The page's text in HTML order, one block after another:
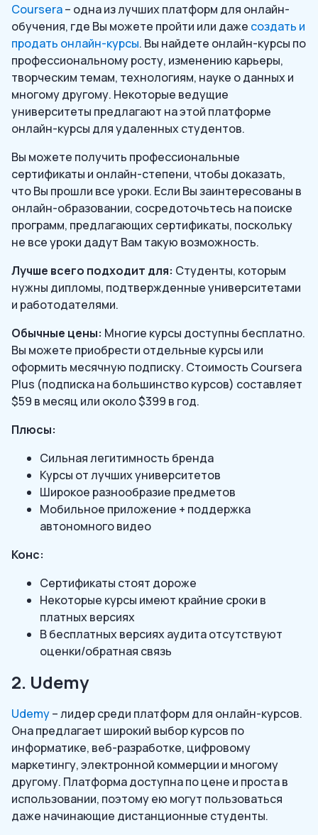
Coursera– одна из лучших платформ для онлайн-
обучения, где Вы можете пройти или даже создать и
продать онлайн-курсы. Вы найдете онлайн-курсы по
профессиональному росту, изменению карьеры,
творческим темам, технологиям, науке о данных и
многому другому. Некоторые ведущие
университеты предлагают на этой платформе
онлайн-курсы для удаленных студентов.
Вы можете получить профессиональные
сертификаты и онлайн-степени, чтобы доказать,
что Вы прошли все уроки. Если Вы заинтересованы в
онлайн-образовании, сосредоточьтесь на поиске
программ, предлагающих сертификаты, поскольку
не все уроки дадут Вам такую возможность.
Лучше всего подходит для: Студенты, которым
нужны дипломы, подтвержденные университетами
и работодателями.
Обычные цены: Многие курсы доступны бесплатно.
Вы можете приобрести отдельные курсы или
оформить месячную подписку. Стоимость Coursera
Plus (подписка на большинство курсов) составляет
$59 в месяц или около $399 в год.
Плюсы:
Сильная легитимность бренда
Курсы от лучших университетов
Широкое разнообразие предметов
Мобильное приложение + поддержка
автономного видео
Конс:
Сертификаты стоят дороже
Некоторые курсы имеют крайние сроки в
платных версиях
В бесплатных версиях аудита отсутствуют
оценки/обратная связь
2. Udemy
Udemy– лидер среди платформ для онлайн-курсов.
Она предлагает широкий выбор курсов по
информатике, веб-разработке, цифровому
маркетингу, электронной коммерции и многому
другому. Платформа доступна по цене и проста в
использовании, поэтому ею могут пользоваться
даже начинающие дистанционные студенты.